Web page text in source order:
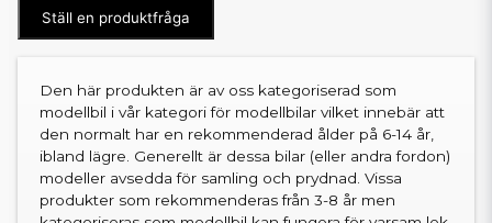
Ställ en produktfråga
Den här produkten är av oss kategoriserad som
modellbil i vår kategori för modellbilar vilket innebär att
den normalt har en rekommenderad ålder på 6-14 år,
ibland lägre. Generellt är dessa bilar (eller andra fordon)
modeller avsedda för samling och prydnad. Vissa
produkter som rekommenderas från 3-8 år men